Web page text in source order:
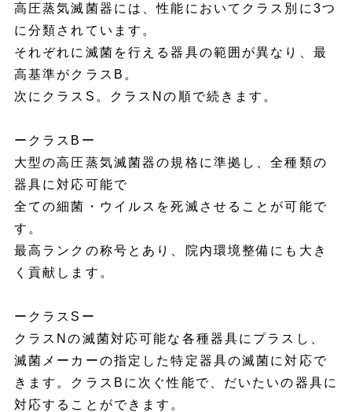
高圧蒸気滅菌器には、性能においてクラス別に3つ
に分類されています。
それぞれに滅菌を行える器具の範囲が異なり、最
高基準がクラスB。
次にクラスS。クラスNの順で続きます。
ークラスBー
大型の高圧蒸気滅菌器の規格に準拠し、全種類の
器具に対応可能で
全ての細菌・ウイルスを死滅させることが可能で
す。
最高ランクの称号とあり、院内環境整備にも大き
く貢献します。
ークラスSー
クラスNの滅菌対応可能な各種器具にプラスし、
滅菌メーカーの指定した特定器具の滅菌に対応で
きます。クラスBに次ぐ性能で、だいたいの器具に
対応することができます。